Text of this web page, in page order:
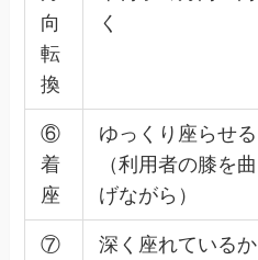
向
転
換
く
⑥
着
座
ゆっくり座らせる
（利用者の膝を曲
げながら）
⑦
深く座れているか